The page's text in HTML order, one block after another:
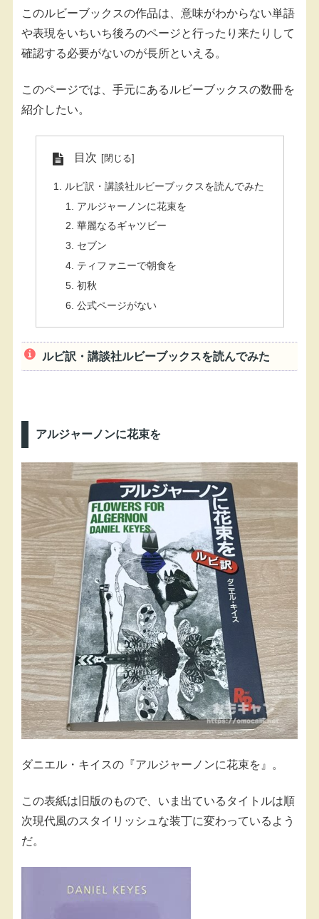
このルビーブックスの作品は、意味がわからない単語
や表現をいちいち後ろのページと行ったり来たりして
確認する必要がないのが長所といえる。
このページでは、手元にあるルビーブックスの数冊を
紹介したい。
目次
ルビ訳・講談社ルビーブックスを読んでみた
アルジャーノンに花束を
華麗なるギャツビー
セブン
ティファニーで朝食を
初秋
公式ページがない
ルビ訳・講談社ルビーブックスを読んでみた
アルジャーノンに花束を
ダニエル・キイスの『アルジャーノンに花束を』。
この表紙は旧版のもので、いま出ているタイトルは順
次現代風のスタイリッシュな装丁に変わっているよう
だ。